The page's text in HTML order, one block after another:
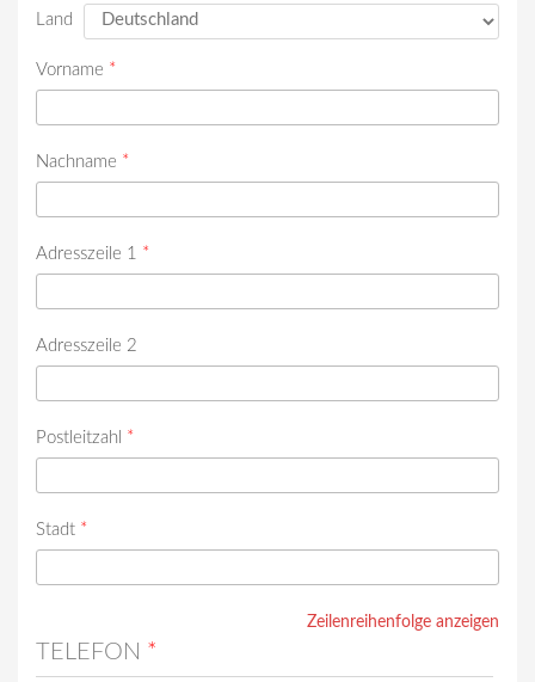
Land
Vorname *
Nachname *
Adresszeile 1 *
Adresszeile 2
Postleitzahl *
Stadt *
Zeilenreihenfolge anzeigen
TELEFON *